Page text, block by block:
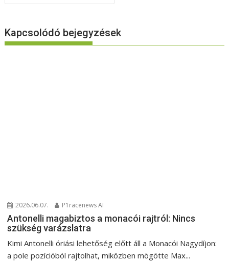
Kapcsolódó bejegyzések
2026.06.07. P1racenews AI
Antonelli magabiztos a monacói rajtról: Nincs
szükség varázslatra
Kimi Antonelli óriási lehetőség előtt áll a Monacói Nagydíjon:
a pole pozícióból rajtolhat, miközben mögötte Max...